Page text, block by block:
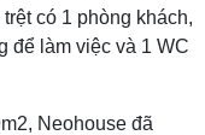
có 1 phòng khách,
để làm việc và 1 WC
Neohouse đã